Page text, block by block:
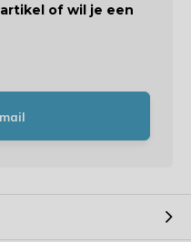
of wil je een